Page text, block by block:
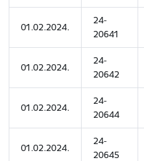
01.02.2024.
24-
20641
01.02.2024.
24-
20642
01.02.2024.
24-
20644
01.02.2024.
24-
20645